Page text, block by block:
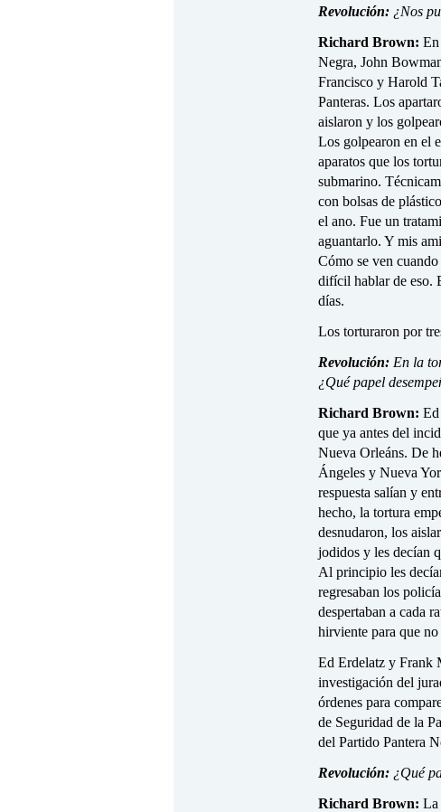
Revolución: ¿Nos
Richard Brown: En
Negra, John
Francisco y Harold
Panteras. Los
aislaron y los
Los golpearon en el
aparatos que los
submarino.
con bolsas de
el ano. Fue un
aguantarlo. Y mis
Cómo se ven
difícil hablar de eso.
días.
Los torturaron por
Revolución: En la
¿Qué papel
Richard Brown:
que ya antes del
Nueva Orleáns. De
Ángeles y Nueva
respuesta salían y
hecho, la tortura
desnudaron, los
jodidos y les decían
Al principio les
regresaban los
despertaban a cada
hirviente para que
Ed Erdelatz y Frank
investigación del
órdenes para
de Seguridad de la
del Partido Pantera
Revolución: ¿Qué
Richard Brown: La